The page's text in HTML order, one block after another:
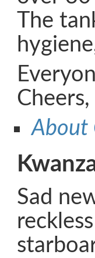
The
Cheers,
About
Sad